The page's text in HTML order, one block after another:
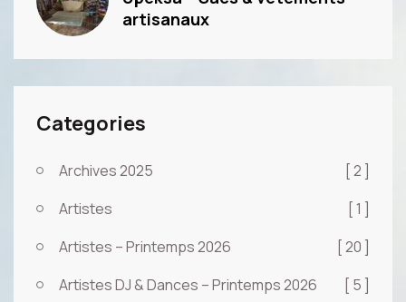
artisanaux
Categories
Archives 2025
[ 2 ]
Artistes
[ 1 ]
Artistes – Printemps 2026
[ 20 ]
Artistes DJ & Dances – Printemps 2026
[ 5 ]